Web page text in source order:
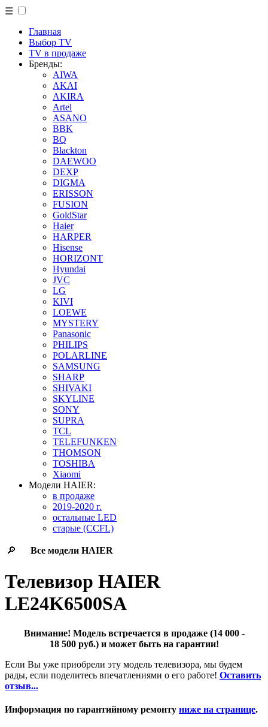
☰
Главная
Выбор TV
TV в продаже
Бренды:
AIWA
AKAI
AKIRA
Artel
ASANO
BBK
BQ
Blackton
DAEWOO
DEXP
DIGMA
ERISSON
FUSION
GoldStar
Haier
HARPER
Hisense
HORIZONT
Hyundai
JVC
LG
KIVI
LOEWE
MYSTERY
Panasonic
PHILIPS
POLARLINE
SAMSUNG
SHARP
SHIVAKI
SKYLINE
SONY
SUPRA
TCL
TELEFUNKEN
THOMSON
TOSHIBA
Xiaomi
Модели HAIER:
в продаже
2019-2020 г.
остальные LED
старые (CCFL)
🔎 Все модели HAIER
Телевизор HAIER
LE24K6500SA
Внимание! Модель встречается в продаже (14 000 -
18 500 руб.) и может быть на гарантии!
Если Вы уже приобрели эту модель телевизора, мы будем
рады, если поделитесь впечатлениями о его работе! Оставить
отзыв...
Информация по гарантийному ремонту ниже на странице.